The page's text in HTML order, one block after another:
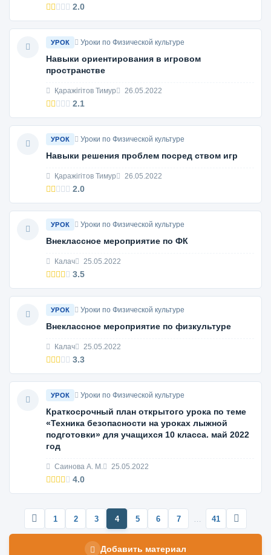
2.0
УРОК Уроки по Физической культуре
Навыки ориентирования в игровом
пространстве
Қаражігітов Тимур 26.05.2022
2.1
УРОК Уроки по Физической культуре
Навыки решения проблем посред ством игр
Қаражігітов Тимур 26.05.2022
2.0
УРОК Уроки по Физической культуре
Внеклассное мероприятие по ФК
Калач 25.05.2022
3.5
УРОК Уроки по Физической культуре
Внеклассное мероприятие по физкультуре
Калач 25.05.2022
3.3
УРОК Уроки по Физической культуре
Краткосрочный план открытого урока по теме
«Техника безопасности на уроках лыжной
подготовки» для учащихся 10 класса. май 2022
год
Саинова А. М. 25.05.2022
4.0
1 2 3 4 5 6 7 41
Добавить материал